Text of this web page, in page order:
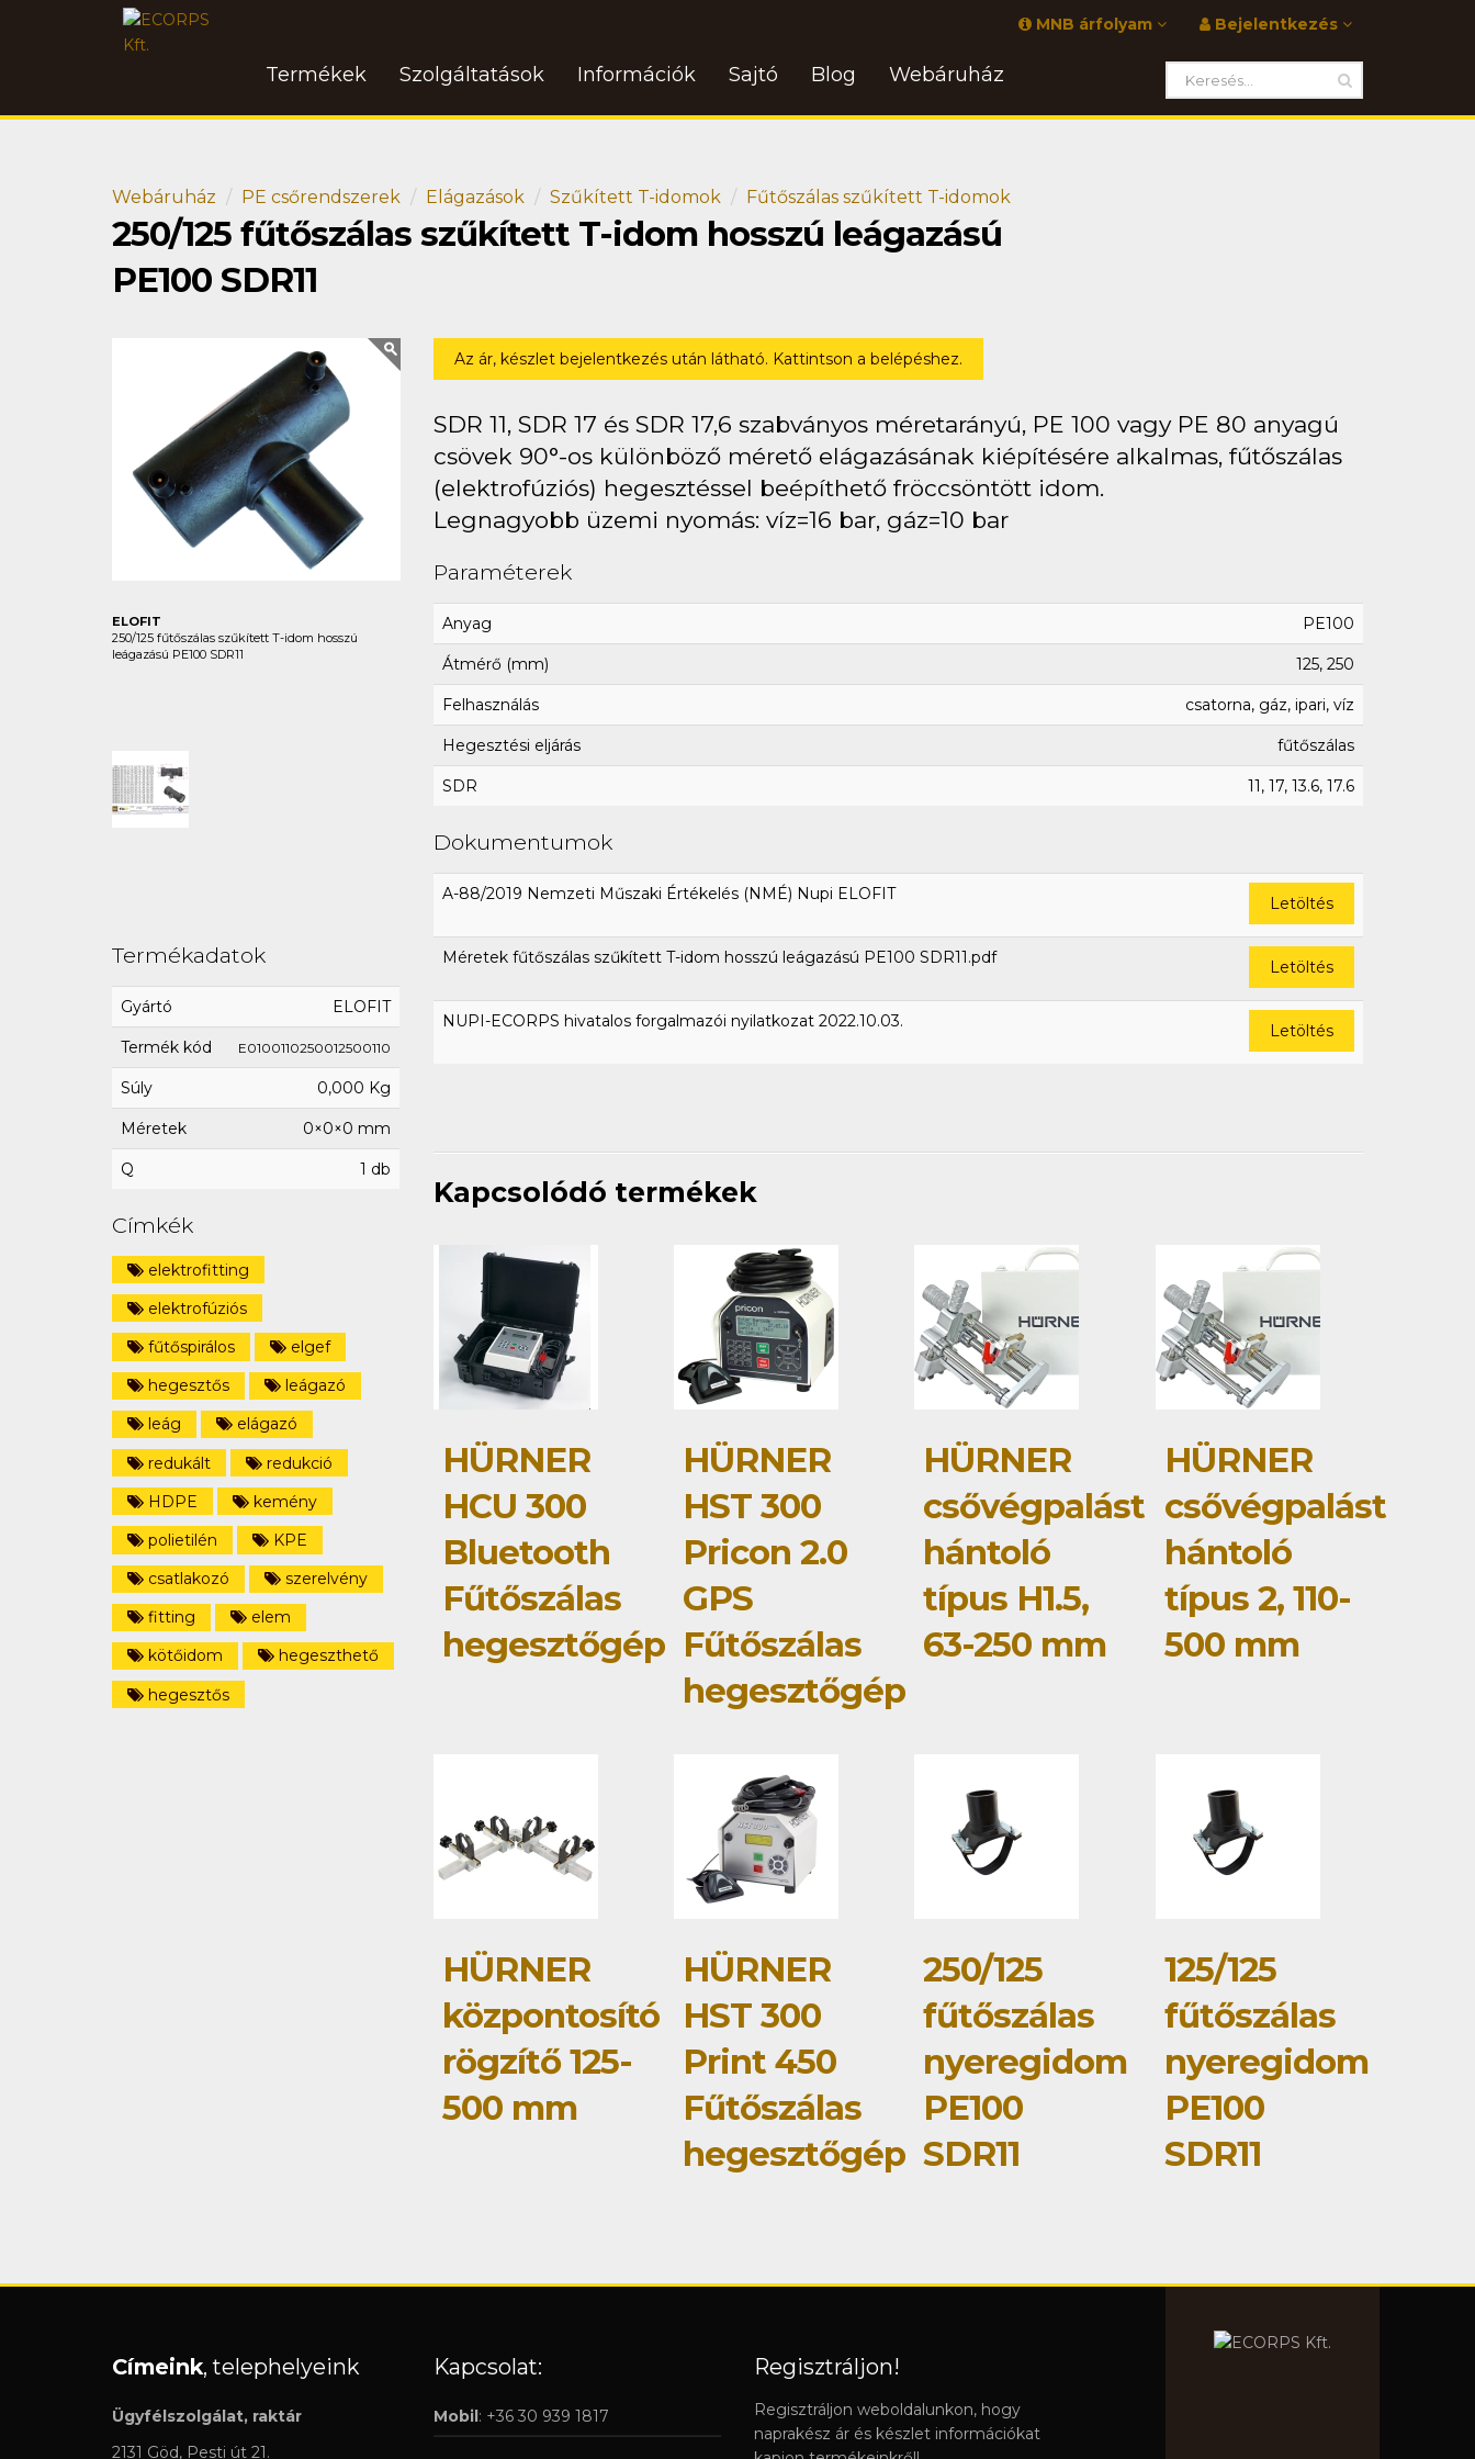
Bejelentkezés
MNB árfolyam
Termékek Szolgáltatások Információk Sajtó Blog Webáruház
Webáruház PE csőrendszerek Elágazások Szűkített T-idomok Fűtőszálas szűkített T-idomok
250/125 fűtőszálas szűkített T-idom hosszú leágazású
PE100 SDR11
ELOFIT
250/125 fűtőszálas szűkített T-idom hosszú
leágazású PE100 SDR11
Az ár, készlet bejelentkezés után látható. Kattintson a belépéshez.
SDR 11, SDR 17 és SDR 17,6 szabványos méretarányú, PE 100 vagy PE 80 anyagú
csövek 90°-os különböző mérető elágazásának kiépítésére alkalmas, fűtőszálas
(elektrofúziós) hegesztéssel beépíthető fröccsöntött idom.
Legnagyobb üzemi nyomás: víz=16 bar, gáz=10 bar
Paraméterek
Anyag PE100
Átmérő (mm) 125, 250
Felhasználás csatorna, gáz, ipari, víz
Hegesztési eljárás fűtőszálas
SDR 11, 17, 13.6, 17.6
Dokumentumok
A-88/2019 Nemzeti Műszaki Értékelés (NMÉ) Nupi ELOFIT Letöltés
Méretek fűtőszálas szűkített T-idom hosszú leágazású PE100 SDR11.pdf Letöltés
NUPI-ECORPS hivatalos forgalmazói nyilatkozat 2022.10.03. Letöltés
Termékadatok
Gyártó ELOFIT
Termék kód E0100110250012500110
Súly 0,000 Kg
Méretek 0×0×0 mm
Q 1 db
Címkék
elektrofitting
elektrofúziós
fűtőspirálos
elgef
hegesztős
leágazó
leág
elágazó
redukált
redukció
HDPE
kemény
polietilén
KPE
csatlakozó
szerelvény
fitting
elem
kötőidom
hegeszthető
hegesztős
Kapcsolódó termékek
HÜRNER
HCU 300
Bluetooth
Fűtőszálas
hegesztőgép
HÜRNER
HST 300
Pricon 2.0
GPS
Fűtőszálas
hegesztőgép
HÜRNER
csővégpalást
hántoló
típus H1.5,
63-250 mm
HÜRNER
csővégpalást
hántoló
típus 2, 110-
500 mm
HÜRNER
központosító
rögzítő 125-
500 mm
HÜRNER
HST 300
Print 450
Fűtőszálas
hegesztőgép
250/125
fűtőszálas
nyeregidom
PE100
SDR11
125/125
fűtőszálas
nyeregidom
PE100
SDR11
Címeink, telephelyeink
Ügyfélszolgálat, raktár
2131 Göd, Pesti út 21.
Kapcsolat:
Mobil: +36 30 939 1817
Regisztráljon!
Regisztráljon weboldalunkon, hogy
naprakész ár és készlet információkat